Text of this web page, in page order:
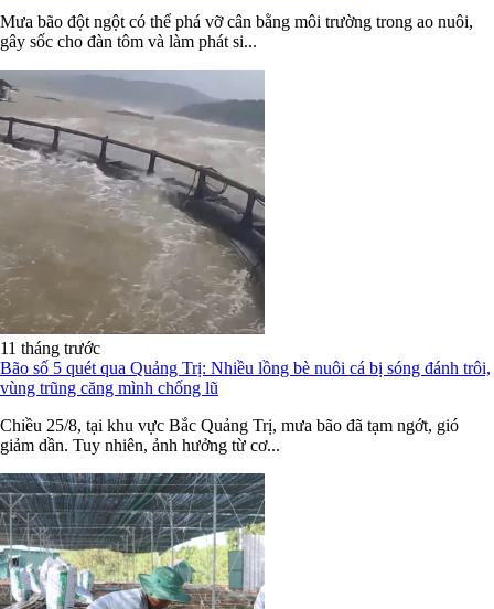
Mưa bão đột ngột có thể phá vỡ cân bằng môi trường trong ao nuôi,
gây sốc cho đàn tôm và làm phát si...
11 tháng trước
Bão số 5 quét qua Quảng Trị: Nhiều lồng bè nuôi cá bị sóng đánh trôi,
vùng trũng căng mình chống lũ
Chiều 25/8, tại khu vực Bắc Quảng Trị, mưa bão đã tạm ngớt, gió
giảm dần. Tuy nhiên, ảnh hưởng từ cơ...